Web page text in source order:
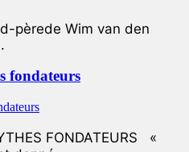
pèrede Wim van den
fondateurs
FONDATEURS «